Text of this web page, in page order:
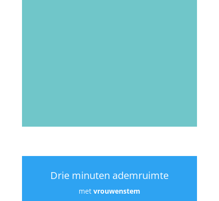
Drie minuten ademruimte
met vrouwenstem